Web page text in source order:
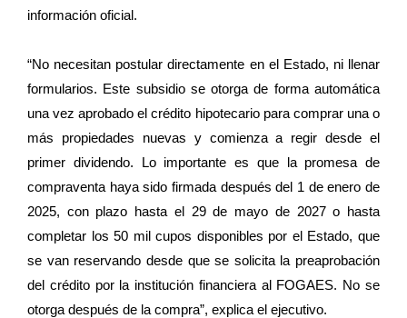
información oficial.
“No necesitan postular directamente en el Estado, ni llenar
formularios. Este subsidio se otorga de forma automática
una vez aprobado el crédito hipotecario para comprar una o
más propiedades nuevas y comienza a regir desde el
primer dividendo. Lo importante es que la promesa de
compraventa haya sido firmada después del 1 de enero de
2025, con plazo hasta el 29 de mayo de 2027 o hasta
completar los 50 mil cupos disponibles por el Estado, que
se van reservando desde que se solicita la preaprobación
del crédito por la institución financiera al FOGAES. No se
otorga después de la compra”, explica el ejecutivo.